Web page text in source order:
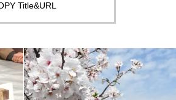
Title&URL